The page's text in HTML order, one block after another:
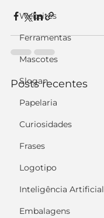
Websites
Ferramentas
Mascotes
Slogan
Papelaria
Curiosidades
Frases
Logotipo
Inteligência Artificial
Embalagens
Posts recentes